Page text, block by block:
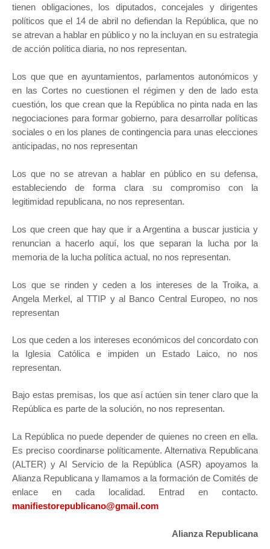
tienen obligaciones, los diputados, concejales y dirigentes
políticos que el 14 de abril no defiendan la República, que no
se atrevan a hablar en público y no la incluyan en su estrategia
de acción política diaria, no nos representan.
Los que que en ayuntamientos, parlamentos autonómicos y
en las Cortes no cuestionen el régimen y den de lado esta
cuestión, los que crean que la República no pinta nada en las
negociaciones para formar gobierno, para desarrollar políticas
sociales o en los planes de contingencia para unas elecciones
anticipadas, no nos representan
Los que no se atrevan a hablar en público en su defensa,
estableciendo de forma clara su compromiso con la
legitimidad republicana, no nos representan.
Los que creen que hay que ir a Argentina a buscar justicia y
renuncian a hacerlo aquí, los que separan la lucha por la
memoria de la lucha política actual, no nos representan.
Los que se rinden y ceden a los intereses de la Troika, a
Angela Merkel, al TTIP y al Banco Central Europeo, no nos
representan
Los que ceden a los intereses económicos del concordato con
la Iglesia Católica e impiden un Estado Laico, no nos
representan.
Bajo estas premisas, los que así actúen sin tener claro que la
República es parte de la solución, no nos representan.
La República no puede depender de quienes no creen en ella.
Es preciso coordinarse políticamente. Alternativa Republicana
(ALTER) y Al Servicio de la República (ASR) apoyamos la
Alianza Republicana y llamamos a la formación de Comités de
enlace en cada localidad. Entrad en contacto.
manifiestorepublicano@gmail.com
Alianza Republicana